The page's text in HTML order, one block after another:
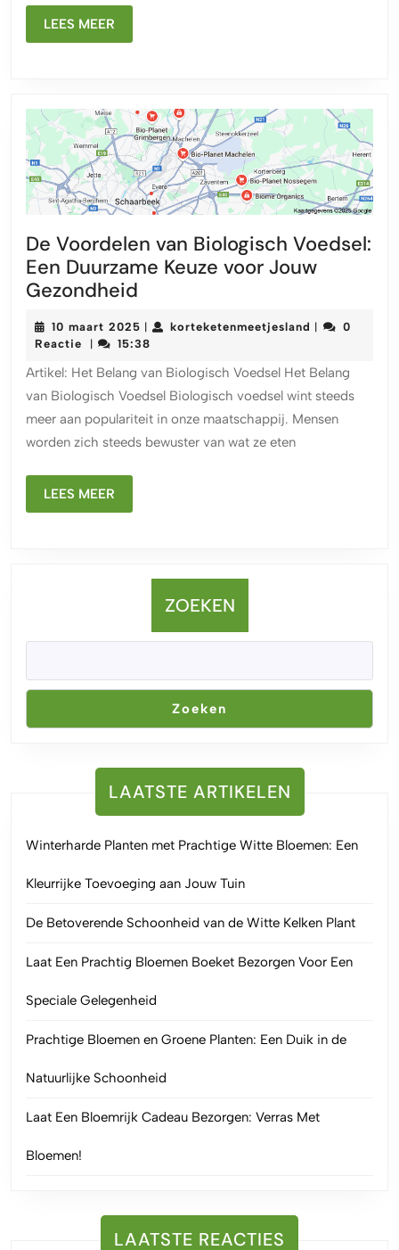
LEES MEER
MEER
De Voordelen van Biologisch Voedsel:
Een Duurzame Keuze voor Jouw
Gezondheid
van
Voedsel:
Een
Duurzame
Keuze
10 maart 2025 10
maart
korteketenmeetjesland
0
Reactie
15:38
Artikel: Het Belang van Biologisch Voedsel Het Belang
van Biologisch Voedsel Biologisch voedsel wint steeds
meer aan populariteit in onze maatschappij. Mensen
worden zich steeds bewuster van wat ze eten
LEES MEER
MEER
ZOEKEN
Zoeken
LAATSTE ARTIKELEN
Winterharde Planten met Prachtige Witte Bloemen: Een
Kleurrijke Toevoeging aan Jouw Tuin
De Betoverende Schoonheid van de Witte Kelken Plant
Laat Een Prachtig Bloemen Boeket Bezorgen Voor Een
Speciale Gelegenheid
Prachtige Bloemen en Groene Planten: Een Duik in de
Natuurlijke Schoonheid
Laat Een Bloemrijk Cadeau Bezorgen: Verras Met
Bloemen!
LAATSTE REACTIES